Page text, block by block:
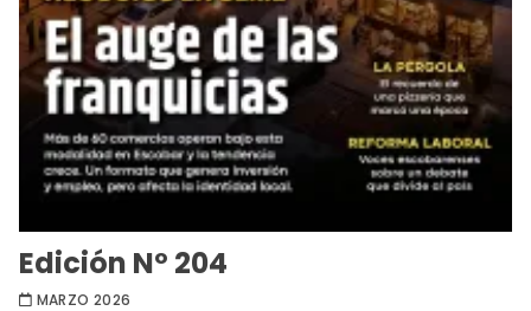
Edición Nº 204
MARZO 2026